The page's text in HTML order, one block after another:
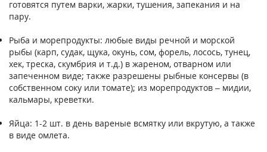
готовятся путем варки, жарки, тушения, запекания и на
пару.
Рыба и морепродукты: любые виды речной и морской
рыбы (карп, судак, щука, окунь, сом, форель, лосось, тунец,
хек, треска, скумбрия и т.д.) в жареном, отварном или
запеченном виде; также разрешены рыбные консервы (в
собственном соку или томате); из морепродуктов – мидии,
кальмары, креветки.
Яйца: 1-2 шт. в день вареные всмятку или вкрутую, а также
в виде омлета.